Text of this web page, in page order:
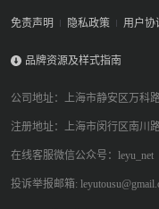
免责声明 隐私政策 用户协
品牌资源及样式指南
公司地址：上海市静安区万科
注册地址：上海市闵行区南川
在线客服微信公众号：leyu_net
投诉举报邮箱: